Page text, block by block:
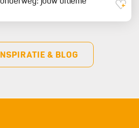
jouw ultieme
& BLOG